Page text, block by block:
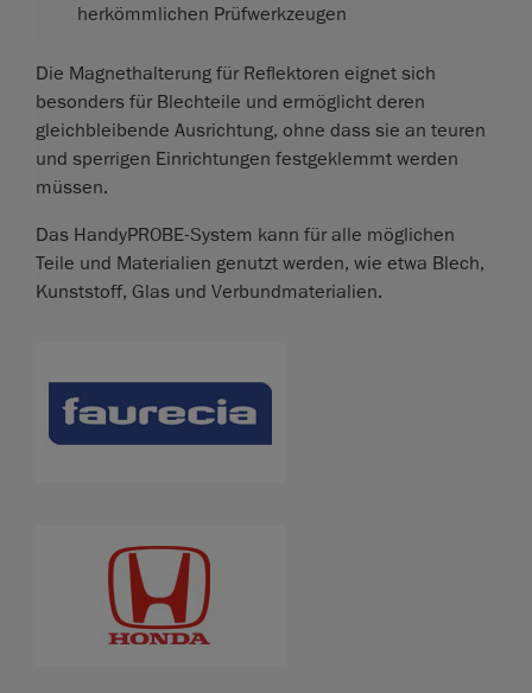
herkömmlichen Prüfwerkzeugen
Die Magnethalterung für Reflektoren eignet sich
besonders für Blechteile und ermöglicht deren
gleichbleibende Ausrichtung, ohne dass sie an teuren
und sperrigen Einrichtungen festgeklemmt werden
müssen.
Das HandyPROBE-System kann für alle möglichen
Teile und Materialien genutzt werden, wie etwa Blech,
Kunststoff, Glas und Verbundmaterialien.